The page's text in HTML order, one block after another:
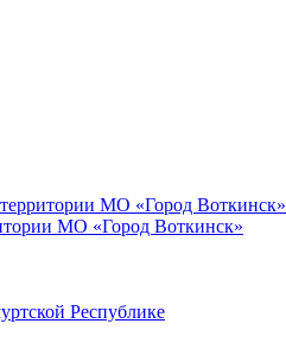
МО «Город Воткинск»
МО «Город Воткинск»
Республике